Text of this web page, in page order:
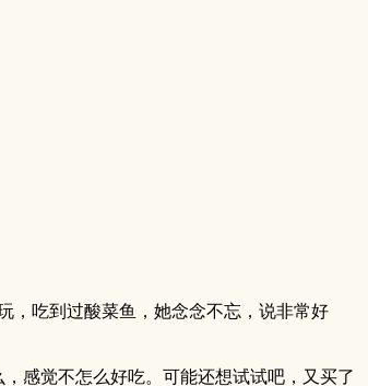
，吃到过酸菜鱼，她念念不忘，说非常好
感觉不怎么好吃。可能还想试试吧，又买了